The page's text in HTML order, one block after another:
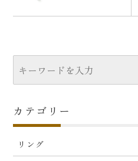
カテゴリー
リング